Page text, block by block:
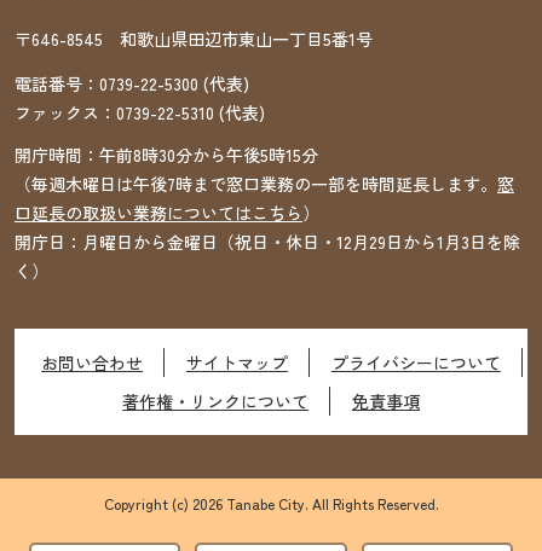
〒646-8545 和歌山県田辺市東山一丁目5番1号
電話番号： 0739-22-5300 (代表)
ファックス： 0739-22-5310 (代表)
開庁時間：午前8時30分から午後5時15分
（毎週木曜日は午後7時まで窓口業務の一部を時間延長します。 窓
口延長の取扱い業務についてはこちら）
開庁日：月曜日から金曜日（祝日・休日・12月29日から1月3日を除
く）
お問い合わせ サイトマップ
プライバシーについて
著作権・リンクについて
免責事項
Copyright (c) 2026 Tanabe City. All Rights Reserved.